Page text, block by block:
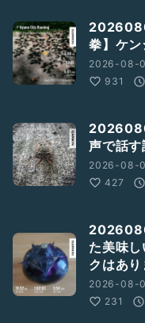
拳】ケ
2026-08-
931
声で話
2026-08-
427
た美味
クはあり
2026-08-
231